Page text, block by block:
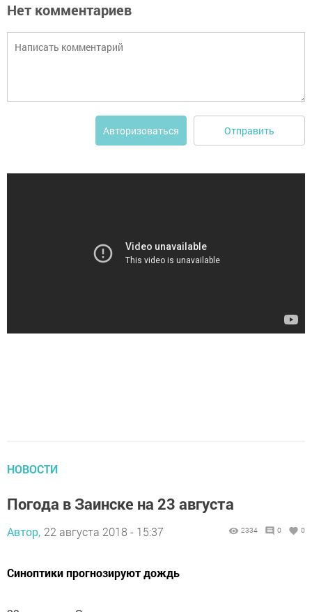
Нет комментариев
Авторизоваться Отправить
НОВОСТИ
Погода в Заинске на 23 августа
Автор, 22 августа 2018 - 15:37 2334 0 0
Синоптики прогнозируют дождь